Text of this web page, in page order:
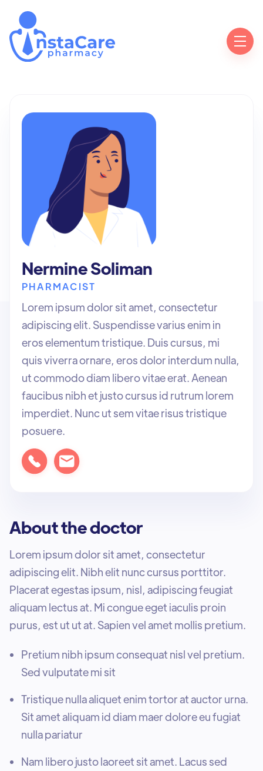
Nermine Soliman
PHARMACIST
Lorem ipsum dolor sit amet, consectetur
adipiscing elit. Suspendisse varius enim in
eros elementum tristique. Duis cursus, mi
quis viverra ornare, eros dolor interdum nulla,
ut commodo diam libero vitae erat. Aenean
faucibus nibh et justo cursus id rutrum lorem
imperdiet. Nunc ut sem vitae risus tristique
posuere.
About the doctor
Lorem ipsum dolor sit amet, consectetur
adipiscing elit. Nibh elit nunc cursus porttitor.
Placerat egestas ipsum, nisl, adipiscing feugiat
aliquam lectus at. Mi congue eget iaculis proin
purus, est ut ut at. Sapien vel amet mollis pretium.
Pretium nibh ipsum consequat nisl vel pretium.
Sed vulputate mi sit
Tristique nulla aliquet enim tortor at auctor urna.
Sit amet aliquam id diam maer dolore eu fugiat
nulla pariatur
Nam libero justo laoreet sit amet. Lacus sed